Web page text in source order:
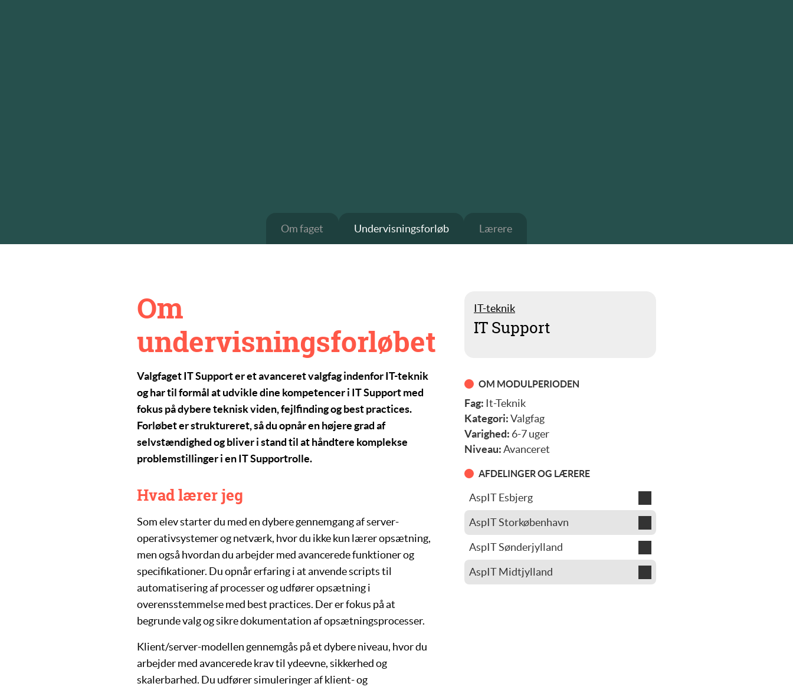
Om faget Undervisningsforløb Lærere
Om
undervisningsforløbet
Valgfaget IT Supporter et avanceret valgfag indenfor IT-teknik
og har til formål at udvikle dine kompetencer i IT Support med
fokus på dybere teknisk viden, fejlfinding og best practices.
Forløbet er struktureret, så du opnår en højere grad af
selvstændighed og bliver i stand til at håndtere komplekse
problemstillinger i en IT Supportrolle.
Hvad lærer jeg
Som elev starter du med en dybere gennemgang afserver-
operativsystemerog netværk, hvor du ikke kun lærer opsætning,
men også hvordan du arbejder med avancerede funktioner og
specifikationer. Du opnår erfaring i at anvende scripts til
automatisering af processer og udfører opsætning i
overensstemmelse med best practices. Der er fokus på at
begrunde valg og sikre dokumentation af opsætningsprocesser.
Klient/server-modellen gennemgås på et dybere niveau, hvor du
arbejder med avancerede krav til ydeevne, sikkerhed og
skalerbarhed. Du udfører simuleringer af klient- og
IT-teknik
IT Support
OM MODULPERIODEN
Fag: It-Teknik
Kategori: Valgfag
Varighed: 6-7 uger
Niveau: Avanceret
AFDELINGER OG LÆRERE
AspIT Esbjerg
Peter Asmussen
AspIT Storkøbenhavn
Steen Larsen
Jan Jeppesen
AspIT Sønderjylland
Nils-Asbjørn Odinsholm
AspIT Midtjylland
Flemming Graversen